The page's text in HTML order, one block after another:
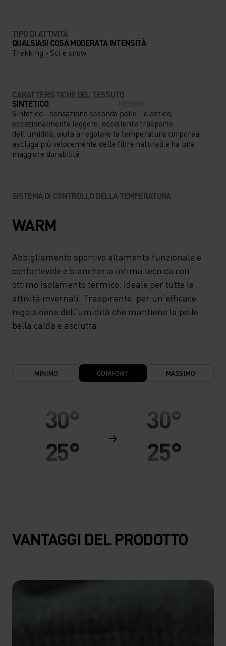
TIPO DI ATTIVITÀ
QUALSIASI COSA MODERATA INTENSITÀ
Trekking - Sci e snow
CARATTERISTICHE DEL TESSUTO
SINTETICO
Sintetico - sensazione seconda pelle - elastico,
eccezionalmente leggero, eccellente trasporto
dell'umidità, aiuta a regolare la temperatura corporea,
asciuga più velocemente delle fibre naturali e ha una
maggiore durabilità.
SISTEMA DI CONTROLLO DELLA TEMPERATURA
WARM
Abbigliamento sportivo altamente funzionale e
confortevole e biancheria intima tecnica con
ottimo isolamento termico. Ideale per tutte le
attività invernali. Traspirante, per un'efficace
regolazione dell'umidità che mantiene la pelle
bella calda e asciutta.
MINIMO COMFORT MASSIMO
30°
25°
10°
5°
30°
25°
10°
5°
VANTAGGI DEL PRODOTTO